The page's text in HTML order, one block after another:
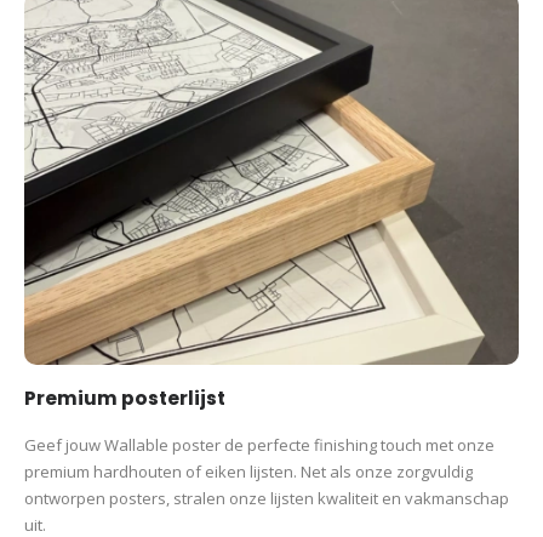
Premium posterlijst
Geef jouw Wallable poster de perfecte finishing touch met onze
premium hardhouten of eiken lijsten. Net als onze zorgvuldig
ontworpen posters, stralen onze lijsten kwaliteit en vakmanschap
uit.